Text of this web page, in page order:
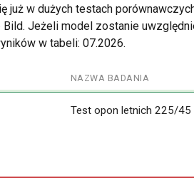
już w dużych testach
Jeżeli model zostanie
w tabeli: 07.2026.
NAZWA BADANIA
Test opon letnich 225/45